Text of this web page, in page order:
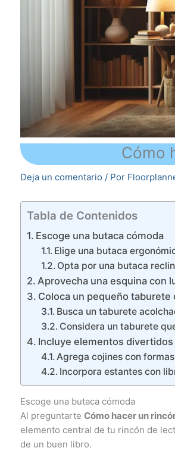
Cómo
Deja un comentario / Por
Tabla de Contenidos
Escoge una butaca cómoda
Elige una butaca
Opta por una butaca
Aprovecha una esquina con
Coloca un pequeño taburete
Busca un taburete
Considera un taburete
Incluye elementos
Agrega cojines con
Incorpora estantes con
Escoge una butaca cómoda
Al preguntarteCómo hacer un
elemento central de tu rincón de
de un buen libro.